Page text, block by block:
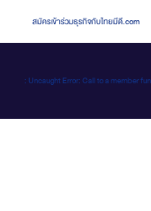
สมัครเข้าร่วมธุรกิจกับไทยมีดี.com
: Uncaught Error: Call to a member